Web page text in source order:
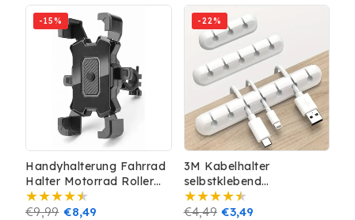
-15%
Handyhalterung Fahrrad
Halter Motorrad Roller
Lenker 360° Smartphone
5.5'-7.0' Zoll
Normaler
€9,99 Verkaufspreis
€8,49
-22%
3M Kabelhalter
selbstklebend
Kabelhalterung Manager
Kabel Organizer Clip
Normaler
€4,49 Verkaufspreis
€3,49